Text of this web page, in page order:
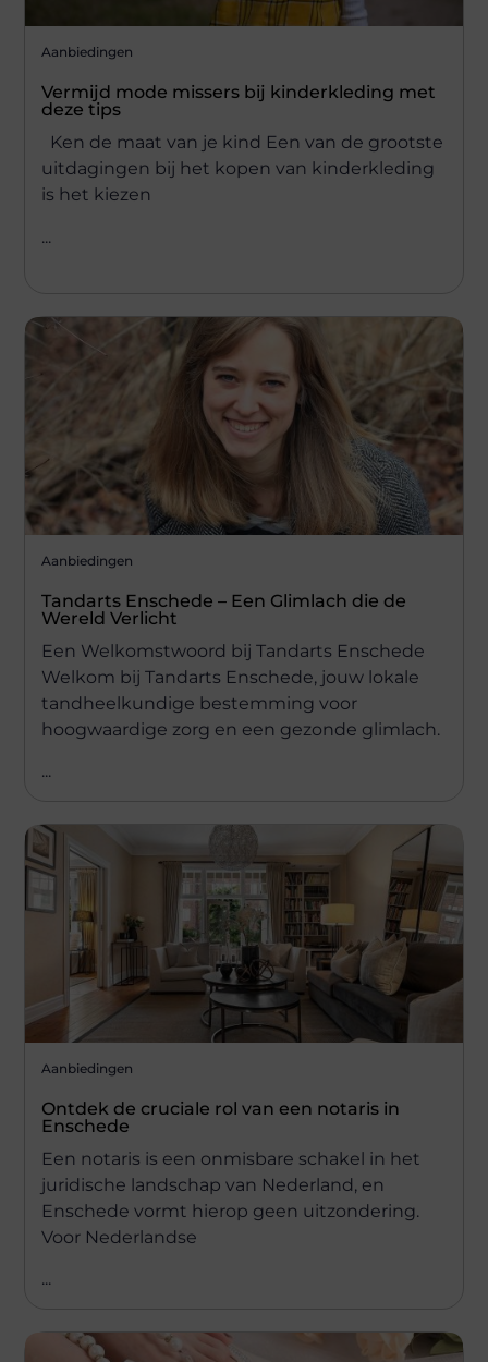
Aanbiedingen
Vermijd mode missers bij kinderkleding met
deze tips
Ken de maat van je kind Een van de grootste
uitdagingen bij het kopen van kinderkleding
is het kiezen
...
Aanbiedingen
Tandarts Enschede – Een Glimlach die de
Wereld Verlicht
Een Welkomstwoord bij Tandarts Enschede
Welkom bij Tandarts Enschede, jouw lokale
tandheelkundige bestemming voor
hoogwaardige zorg en een gezonde glimlach.
...
Aanbiedingen
Ontdek de cruciale rol van een notaris in
Enschede
Een notaris is een onmisbare schakel in het
juridische landschap van Nederland, en
Enschede vormt hierop geen uitzondering.
Voor Nederlandse
...